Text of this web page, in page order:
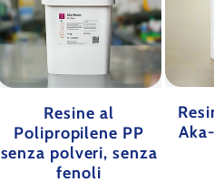
Resine al
Polipropilene PP
senza polveri, senza
fenoli